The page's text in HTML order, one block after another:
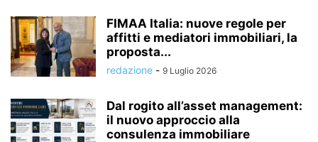
FIMAA Italia: nuove regole per
affitti e mediatori immobiliari, la
proposta...
redazione - 9 Luglio 2026
Dal rogito all’asset management:
il nuovo approccio alla
consulenza immobiliare